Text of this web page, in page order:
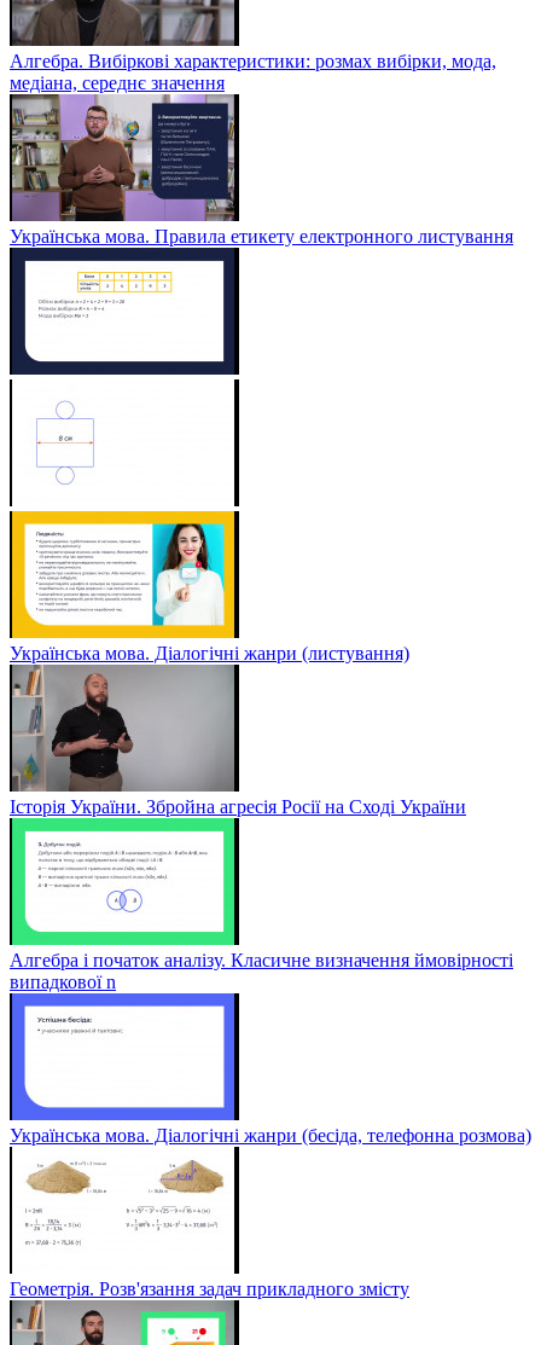
Алгебра. Вибіркові характеристики: розмах вибірки, мода,
медіана, середнє значення
Українська мова. Правила етикету електронного листування
Українська мова. Діалогічні жанри (листування)
Історія України. Збройна агресія Росії на Сході України
Алгебра і початок аналізу. Класичне визначення ймовірності
випадкової n
Українська мова. Діалогічні жанри (бесіда, телефонна розмова)
Геометрія. Розв'язання задач прикладного змісту